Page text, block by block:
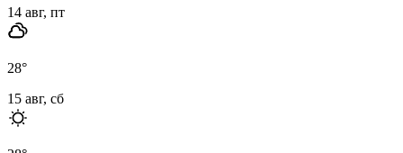
14 авг, пт
28°
15 авг, сб